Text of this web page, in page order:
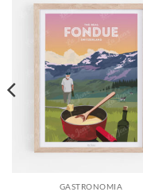
GASTRONOMIA